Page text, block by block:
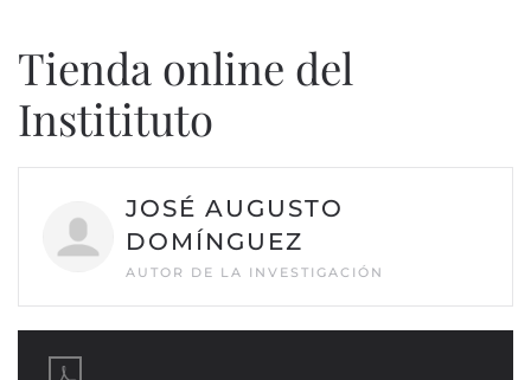
Tienda online del
Institituto
JOSÉ AUGUSTO
DOMÍNGUEZ
AUTOR DE LA INVESTIGACIÓN